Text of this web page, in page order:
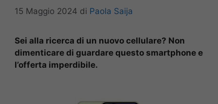
15 Maggio 2024 di Paola Saija
Sei alla ricerca di un nuovo cellulare? Non
dimenticare di guardare questo smartphone e
l’offerta imperdibile.